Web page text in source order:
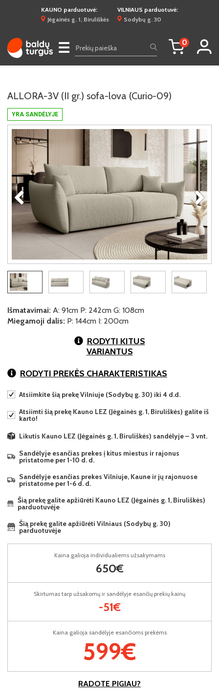
KAUNO parduotuvė:
Jėgainės g. 1, Biruliškės
VILNIAUS parduotuvė:
Sodybų g. 30
☰ 0
YRA SANDĖLYJE
ALLORA-3V (II gr.) sofa-lova (Curio-09)
Išmatavimai: A: 91cm P: 242cm G: 108cm
Miegamoji dalis: P: 144cm I: 200cm
RODYTI KITUS
VARIANTUS
RODYTI PREKĖS CHARAKTERISTIKAS
Atsiimkite šią prekę Vilniuje (Sodybų g. 30) iki 4 d.d.
Atsiimti šią prekę Kauno LEZ (Jėgainės g. 1, Biruliškės) galite iš
karto!
Likutis Kauno LEZ (Jėgainės g. 1, Biruliškės) sandėlyje – 3 vnt.
Sandėlyje esančias prekes į kitus miestus ir rajonus
pristatome per 1-10 d. d.
Sandėlyje esančias prekes Vilniuje, Kaune ir jų rajonuose
pristatome per 1-6 d. d.
Šią prekę galite apžiūrėti Kauno LEZ (Jėgainės g. 1, Biruliškės)
parduotuvėje
Šią prekę galite apžiūrėti Vilniaus (Sodybų g. 30)
parduotuvėje
Kaina galioja sandėlyje esančioms prekėms
599€
Kaina galioja individualiems užsakymams
650€
Skirtumas tarp užsakomų ir sandėlyje esančių prekių kainų
-51€
RADOTE PIGIAU?